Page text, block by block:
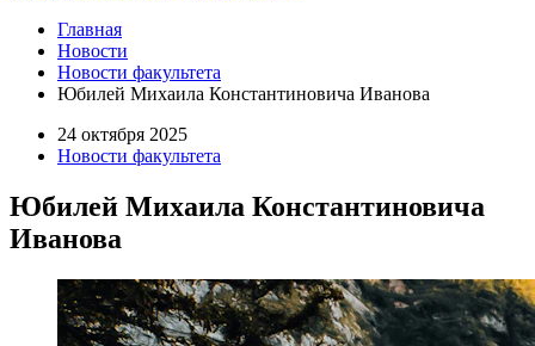
Главная
Новости
Новости факультета
Юбилей Михаила Константиновича Иванова
24 октября 2025
Новости факультета
Юбилей Михаила Константиновича
Иванова